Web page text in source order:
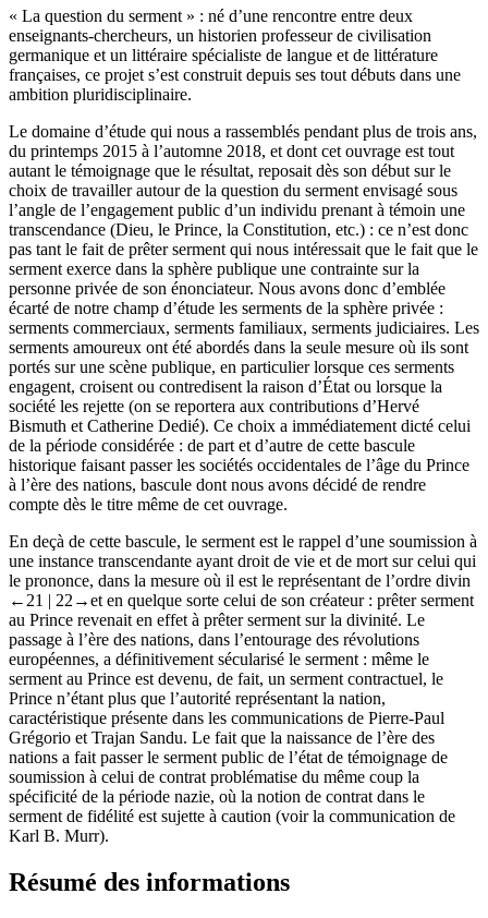
« La question du serment » : né d’une rencontre entre deux
enseignants-chercheurs, un historien professeur de civilisation
germanique et un littéraire spécialiste de langue et de littérature
françaises, ce projet s’est construit depuis ses tout débuts dans une
ambition pluridisciplinaire.
Le domaine d’étude qui nous a rassemblés pendant plus de trois ans,
du printemps 2015 à l’automne 2018, et dont cet ouvrage est tout
autant le témoignage que le résultat, reposait dès son début sur le
choix de travailler autour de la question du serment envisagé sous
l’angle de l’engagement public d’un individu prenant à témoin une
transcendance (Dieu, le Prince, la Constitution, etc.) : ce n’est donc
pas tant le fait de prêter serment qui nous intéressait que le fait que le
serment exerce dans la sphère publique une contrainte sur la
personne privée de son énonciateur. Nous avons donc d’emblée
écarté de notre champ d’étude les serments de la sphère privée :
serments commerciaux, serments familiaux, serments judiciaires. Les
serments amoureux ont été abordés dans la seule mesure où ils sont
portés sur une scène publique, en particulier lorsque ces serments
engagent, croisent ou contredisent la raison d’État ou lorsque la
société les rejette (on se reportera aux contributions d’Hervé
Bismuth et Catherine Dedié). Ce choix a immédiatement dicté celui
de la période considérée : de part et d’autre de cette bascule
historique faisant passer les sociétés occidentales de l’âge du Prince
à l’ère des nations, bascule dont nous avons décidé de rendre
compte dès le titre même de cet ouvrage.
En deçà de cette bascule, le serment est le rappel d’une soumission à
une instance transcendante ayant droit de vie et de mort sur celui qui
le prononce, dans la mesure où il est le représentant de l’ordre divin
←21 | 22→et en quelque sorte celui de son créateur : prêter serment
au Prince revenait en effet à prêter serment sur la divinité. Le
passage à l’ère des nations, dans l’entourage des révolutions
européennes, a définitivement sécularisé le serment : même le
serment au Prince est devenu, de fait, un serment contractuel, le
Prince n’étant plus que l’autorité représentant la nation,
caractéristique présente dans les communications de Pierre-Paul
Grégorio et Trajan Sandu. Le fait que la naissance de l’ère des
nations a fait passer le serment public de l’état de témoignage de
soumission à celui de contrat problématise du même coup la
spécificité de la période nazie, où la notion de contrat dans le
serment de fidélité est sujette à caution (voir la communication de
Karl B. Murr).
Résumé des informations